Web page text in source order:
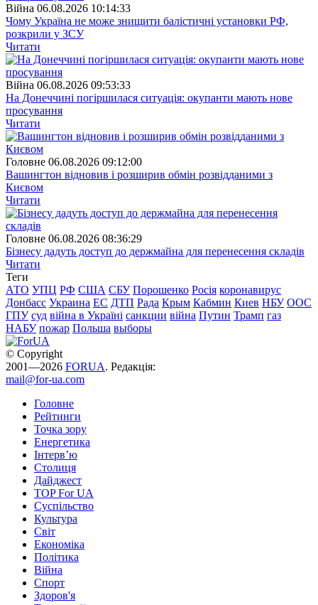
Війна 06.08.2026 10:14:33
Чому Україна не може знищити балістичні установки РФ,
розкрили у ЗСУ
Читати
Війна 06.08.2026 09:53:33
На Донеччині погіршилася ситуація: окупанти мають нове
просування
Читати
Головне 06.08.2026 09:12:00
Вашингтон відновив і розширив обмін розвідданими з
Києвом
Читати
Головне 06.08.2026 08:36:29
Бізнесу дадуть доступ до держмайна для перенесення складів
Читати
Теги
АТО УПЦ РФ США СБУ Порошенко Росія коронавирус
Донбасс Украина ЕС ДТП Рада Крым Кабмин Киев НБУ ООС
ГПУ суд війна в Україні санкции війна Путин Трамп газ
НАБУ пожар Польша выборы
© Copyright
2001—2026 FORUA. Редакція:
mail@for-ua.com
Головне
Рейтинги
Точка зору
Енергетика
Інтерв’ю
Столиця
Дайджест
TOP For UA
Суспiльство
Культура
Світ
Економіка
Політика
Війна
Спорт
Здоров'я